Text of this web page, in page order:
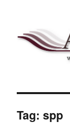
Archnet
Tag:spp